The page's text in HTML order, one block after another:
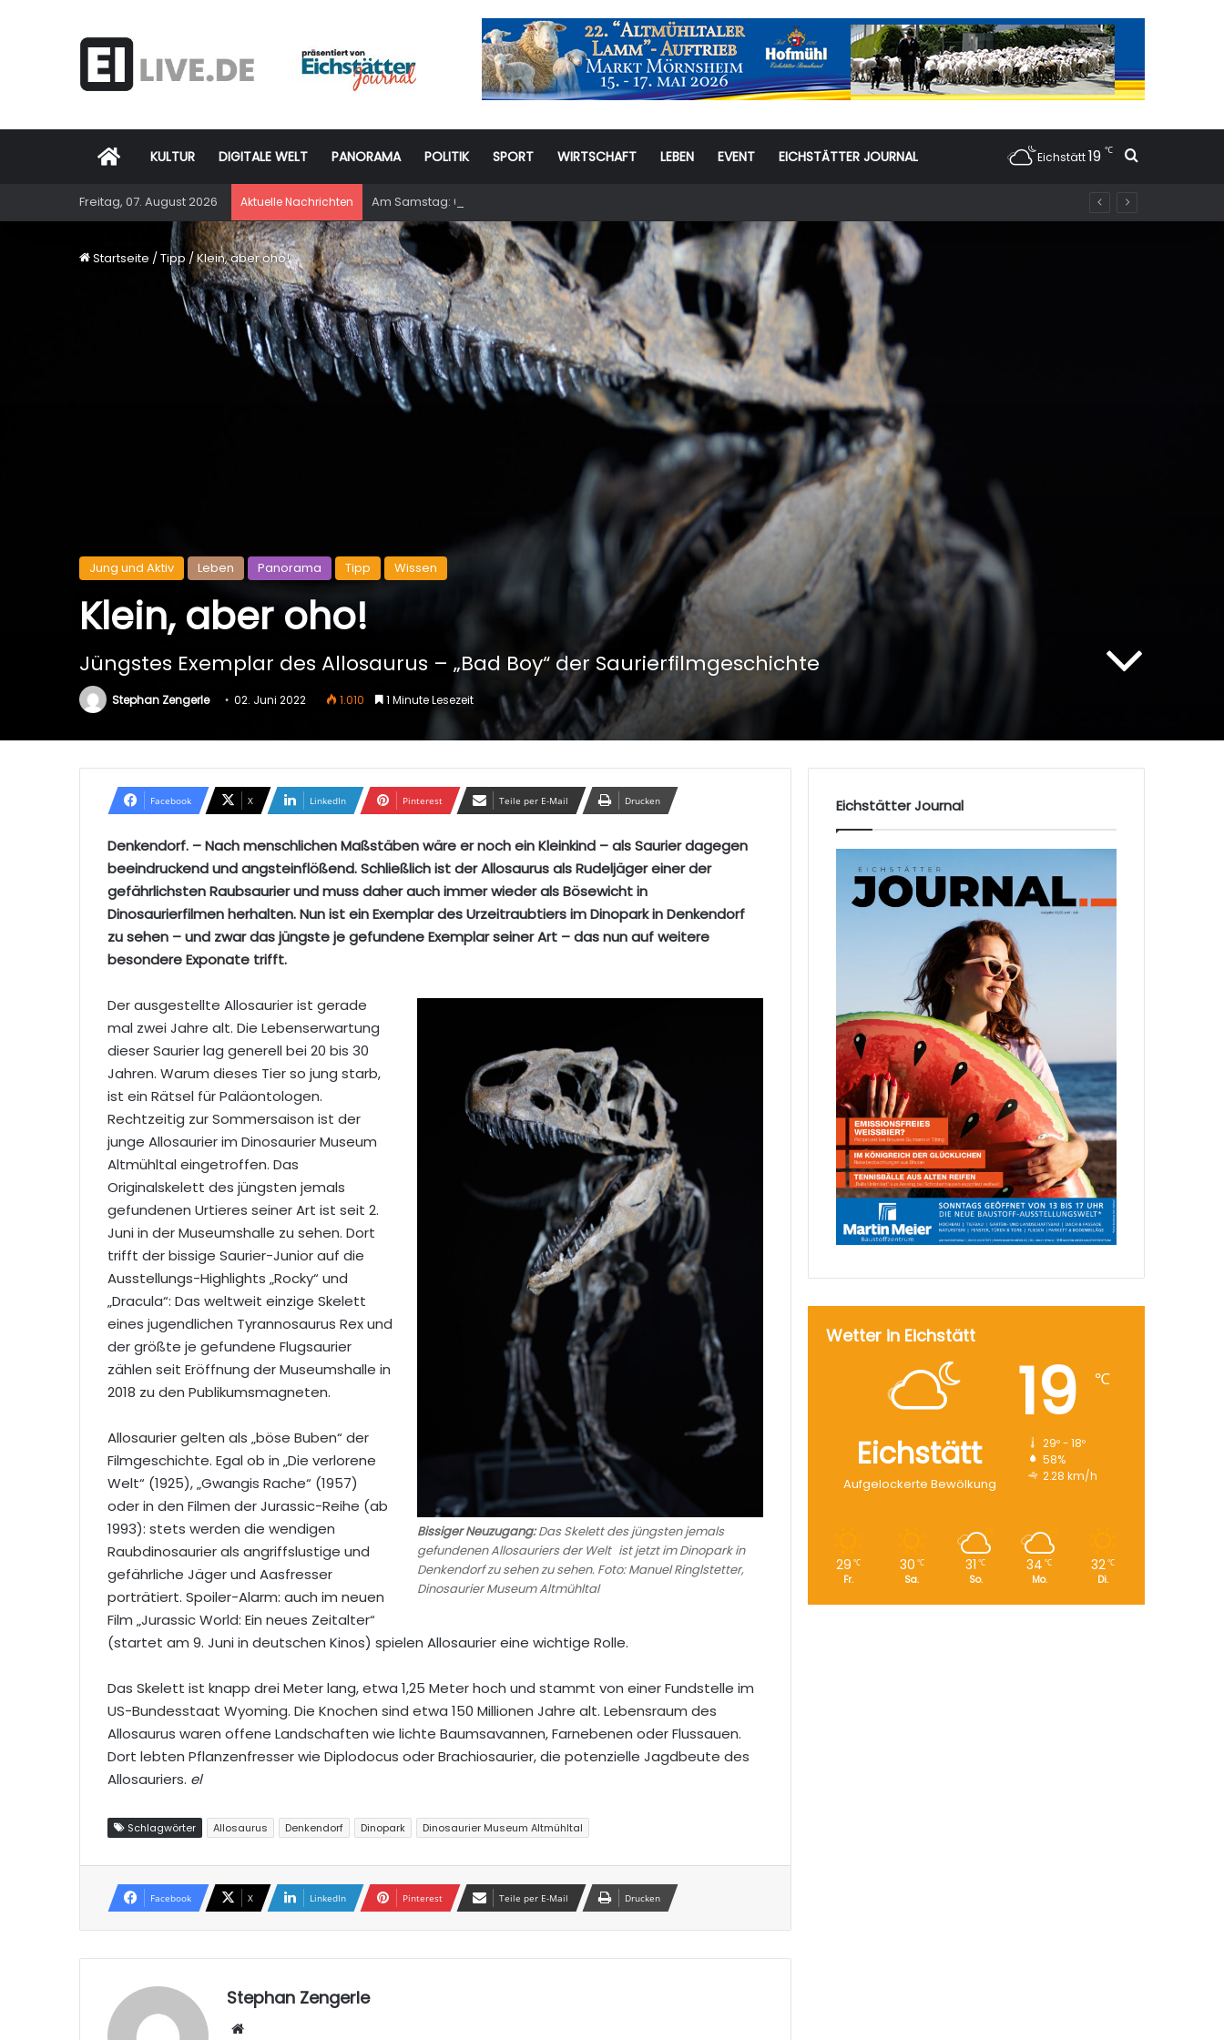
Startseite
KULTUR DIGITALE WELT PANORAMA POLITIK SPORT WIRTSCHAFT LEBEN EVENT EICHSTÄTTER JOURNAL Eichstätt19 ℃ Suchen
Freitag, 07. August 2026 Aktuelle Nachrichten Am Samstag: 6. Eichstätter Kinder- und Jugendtag – für ganze Familie
Startseite /Tipp /Klein, aber oho!
Jung und Aktiv Leben Panorama Tipp Wissen
Klein, aber oho!
Jüngstes Exemplar des Allosaurus – „Bad Boy“ der Saurierfilmgeschichte
Stephan Zengerle 02. Juni 2022 1.010 1 Minute Lesezeit
Facebook X LinkedIn Pinterest Teile per E-Mail Drucken
Denkendorf. – Nach menschlichen Maßstäben wäre er noch ein Kleinkind – als Saurier dagegen
beeindruckend und angsteinflößend. Schließlich ist der Allosaurus als Rudeljäger einer der
gefährlichsten Raubsaurier und muss daher auch immer wieder als Bösewicht in
Dinosaurierfilmen herhalten. Nun ist ein Exemplar des Urzeitraubtiers im Dinopark in Denkendorf
zu sehen – und zwar das jüngste je gefundene Exemplar seiner Art – das nun auf weitere
besondere Exponate trifft.
Bissiger Neuzugang:Das Skelett des jüngsten jemals
gefundenen Allosauriers der Welt ist jetzt im Dinopark in
Denkendorf zu sehen zu sehen. Foto: Manuel Ringlstetter,
Dinosaurier Museum Altmühltal
Der ausgestellte Allosaurier ist gerade
mal zwei Jahre alt. Die Lebenserwartung
dieser Saurier lag generell bei 20 bis 30
Jahren. Warum dieses Tier so jung starb,
ist ein Rätsel für Paläontologen.
Rechtzeitig zur Sommersaison ist der
junge Allosaurier im Dinosaurier Museum
Altmühltal eingetroffen. Das
Originalskelett des jüngsten jemals
gefundenen Urtieres seiner Art ist seit 2.
Juni in der Museumshalle zu sehen. Dort
trifft der bissige Saurier-Junior auf die
Ausstellungs-Highlights „Rocky“ und
„Dracula“: Das weltweit einzige Skelett
eines jugendlichen Tyrannosaurus Rex und
der größte je gefundene Flugsaurier
zählen seit Eröffnung der Museumshalle in
2018 zu den Publikumsmagneten.
Allosaurier gelten als „böse Buben“ der
Filmgeschichte. Egal ob in „Die verlorene
Welt“ (1925), „Gwangis Rache“ (1957)
oder in den Filmen der Jurassic-Reihe (ab
1993): stets werden die wendigen
Raubdinosaurier als angriffslustige und
gefährliche Jäger und Aasfresser
porträtiert. Spoiler-Alarm: auch im neuen
Film „Jurassic World: Ein neues Zeitalter“
(startet am 9. Juni in deutschen Kinos) spielen Allosaurier eine wichtige Rolle.
Das Skelett ist knapp drei Meter lang, etwa 1,25 Meter hoch und stammt von einer Fundstelle im
US-Bundesstaat Wyoming. Die Knochen sind etwa 150 Millionen Jahre alt. Lebensraum des
Allosaurus waren offene Landschaften wie lichte Baumsavannen, Farnebenen oder Flussauen.
Dort lebten Pflanzenfresser wie Diplodocus oder Brachiosaurier, die potenzielle Jagdbeute des
Allosauriers. el
Schlagwörter Allosaurus Denkendorf Dinopark Dinosaurier Museum Altmühltal
Facebook X LinkedIn Pinterest Teile per E-Mail Drucken
Stephan Zengerle
Eichstätter Journal
Wetter in Eichstätt
Eichstätt
Aufgelockerte Bewölkung
19 ℃
29º - 18º
58%
2.28 km/h
29 ℃
Fr.
30 ℃
Sa.
31 ℃
So.
34 ℃
Mo.
32℃
Di.